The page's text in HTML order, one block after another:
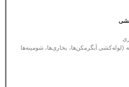
آبگرمکن‌ها، بخاری‌ها، شومینه‌ها